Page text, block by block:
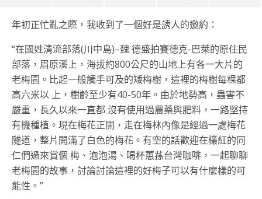
年初正忙亂之際，我收到了一個好是誘人的邀約：
“在國姓清流部落(川中島)–魏 德盛拍賽德克-巴萊的原住民
部落，眉原溪上，海拔約800公尺的山地上有各一大片的
老梅園。比起一般觸手可及的矮梅樹，這裡的梅樹每棵都
高六米以 上，樹齡至少有40-50年。由於地勢高，蟲害不
嚴重，長久以來一直都 沒有使用過農藥與肥料，一路堅持
有機種植。現在梅花正開，走在梅林內像是經過一處梅花
隧道，整片開滿了白色的梅花。有空的話歡迎在欉紅的同
仁們過來賞個 梅、泡泡湯、喝杯蕙蓀台灣咖啡，一起聊聊
老梅園的故事，討論討論這裡的好梅子可以有什麼樣的可
能性。”